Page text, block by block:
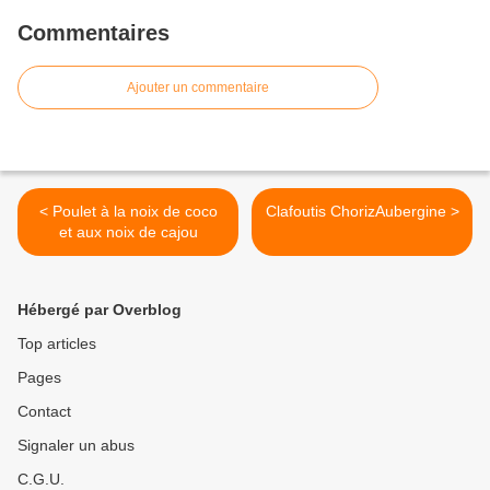
Commentaires
Ajouter un commentaire
< Poulet à la noix de coco
et aux noix de cajou
Clafoutis ChorizAubergine >
Hébergé par Overblog
Top articles
Pages
Contact
Signaler un abus
C.G.U.